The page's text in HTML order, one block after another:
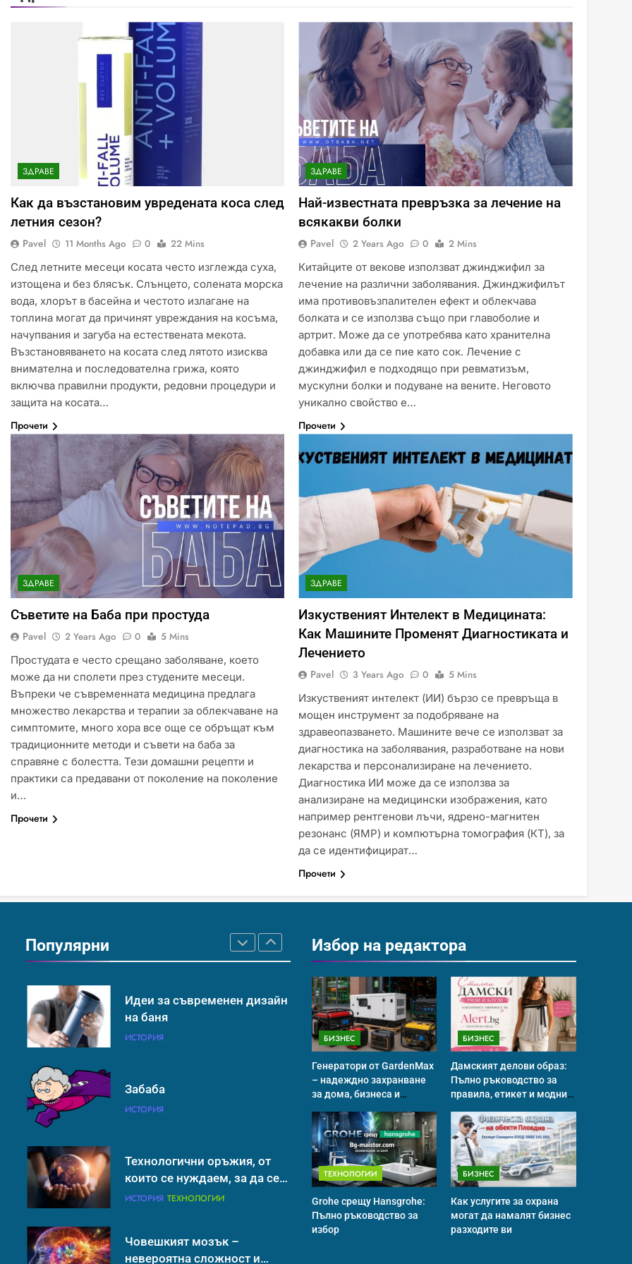
ЗДРАВЕ
Как да възстановим увредената коса след
летния сезон?
Pavel 11 Months Ago 0
22 Mins
След летните месеци косата често изглежда суха,
изтощена и без блясък. Слънцето, солената морска
вода, хлорът в басейна и честото излагане на
топлина могат да причинят увреждания на косъма,
начупвания и загуба на естествената мекота.
Възстановяването на косата след лятото изисква
внимателна и последователна грижа, която
включва правилни продукти, редовни процедури и
защита на косата…
Прочети
ЗДРАВЕ
Най-известната превръзка за лечение на
всякакви болки
Pavel 2 Years Ago 0
2 Mins
Китайците от векове използват джинджифил за
лечение на различни заболявания. Джинджифилът
има противовъзпалителен ефект и облекчава
болката и се използва също при главоболие и
артрит. Може да се употребява като хранителна
добавка или да се пие като сок. Лечение с
джинджифил е подходящо при ревматизъм,
мускулни болки и подуване на вените. Неговото
уникално свойство е…
Прочети
ЗДРАВЕ
Съветите на Баба при простуда
Pavel 2 Years Ago 0
5 Mins
Простудата е често срещано заболяване, което
може да ни сполети през студените месеци.
Въпреки че съвременната медицина предлага
множество лекарства и терапии за облекчаване на
симптомите, много хора все още се обръщат към
традиционните методи и съвети на баба за
справяне с болестта. Тези домашни рецепти и
практики са предавани от поколение на поколение
и…
Прочети
ЗДРАВЕ
Изкуственият Интелект в Медицината:
Как Машините Променят Диагностиката и
Лечението
Pavel 3 Years Ago 0
5 Mins
Изкуственият интелект (ИИ) бързо се превръща в
мощен инструмент за подобряване на
здравеопазването. Машините вече се използват за
диагностика на заболявания, разработване на нови
лекарства и персонализиране на лечението.
Диагностика ИИ може да се използва за
анализиране на медицински изображения, като
например рентгенови лъчи, ядрено-магнитен
резонанс (ЯМР) и компютърна томография (КТ), за
да се идентифицират…
Прочети
Популярни
Идеи за съвременен дизайн
на баня
ИСТОРИЯ
Забаба
ИСТОРИЯ
Технологични оръжия, от
които се нуждаем, за да се
свързани със смъртта
Идеи за съвременен дизайн
на баня
ИСТОРИЯ
Забаба
ИСТОРИЯ
Технологични оръжия, от
които се нуждаем, за да се
борим с глобалното
ИСТОРИЯ ТЕХНОЛОГИИ
Човешкият мозък –
невероятна сложност и
Избор на редактора
БИЗНЕС
Генератори от GardenMax
– надеждно захранване
за дома, бизнеса и
БИЗНЕС
Дамският делови образ:
Пълно ръководство за
правила, етикет и модни
ТЕХНОЛОГИИ
Grohe срещу Hansgrohe:
Пълно ръководство за
избор
БИЗНЕС
Как услугите за охрана
могат да намалят бизнес
разходите ви